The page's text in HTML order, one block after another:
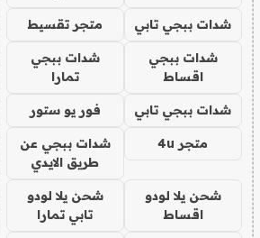
شدات ببجي تابي متجر تقسيط
شدات ببجي
اقساط
شدات ببجي
تمارا
شدات ببجي تابي فور يو ستور
متجر 4u
شدات ببجي عن
طريق الايدي
شحن يلا لودو
اقساط
شحن يلا لودو
تابي تمارا